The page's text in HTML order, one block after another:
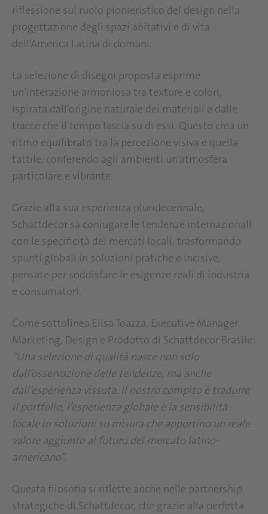
riflessione sul ruolo pionieristico del design nella
progettazione degli spazi abitativi e di vita
dell’America Latina di domani.
La selezione di disegni proposta esprime
un’interazione armoniosa tra texture e colori,
ispirata dall’origine naturale dei materiali e dalle
tracce che il tempo lascia su di essi. Questo crea un
ritmo equilibrato tra la percezione visiva e quella
tattile, conferendo agli ambienti un’atmosfera
particolare e vibrante.
Grazie alla sua esperienza pluridecennale,
Schattdecor sa coniugare le tendenze internazionali
con le specificità dei mercati locali, trasformando
spunti globali in soluzioni pratiche e incisive,
pensate per soddisfare le esigenze reali di industria
e consumatori.
Come sottolinea Elisa Toazza, Executive Manager
Marketing, Design e Prodotto di Schattdecor Brasile:
“Una selezione di qualità nasce non solo
dall’osservazione delle tendenze, ma anche
dall’esperienza vissuta. Il nostro compito è tradurre
il portfolio, l’esperienza globale e la sensibilità
locale in soluzioni su misura che apportino un reale
valore aggiunto al futuro del mercato latino-
americano”.
Questa filosofia si riflette anche nelle partnership
strategiche di Schattdecor, che grazie alla perfetta